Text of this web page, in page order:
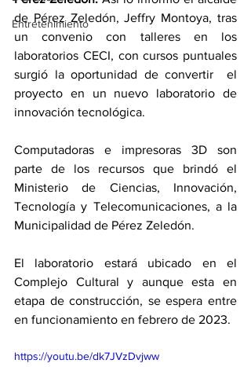
Entretenimiento
de Pérez Zeledón, Jeffry Montoya, tras
un convenio con talleres en los
laboratorios CECI, con cursos puntuales
surgió la oportunidad de convertir  el
proyecto en un nuevo laboratorio de
innovación tecnológica.
Computadoras e impresoras 3D son
parte de los recursos que brindó el
Ministerio de Ciencias, Innovación,
Tecnología y Telecomunicaciones, a la
Municipalidad de Pérez Zeledón.
El laboratorio estará ubicado en el
Complejo Cultural y aunque esta en
etapa de construcción, se espera entre
en funcionamiento en febrero de 2023.
https://youtu.be/dk7JVzDvjww